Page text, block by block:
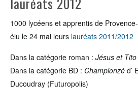
1000 lycéens et apprentis de
élu le 24 mai leurs lauréats 2011/2012
Dans la catégorie roman : Jésus et Tito
Dans la catégorie BD : Championzé d’
Ducoudray (Futuropolis)